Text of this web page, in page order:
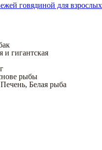
говядиной для взрослых
и гигантская
рыбы
Печень, Белая рыба